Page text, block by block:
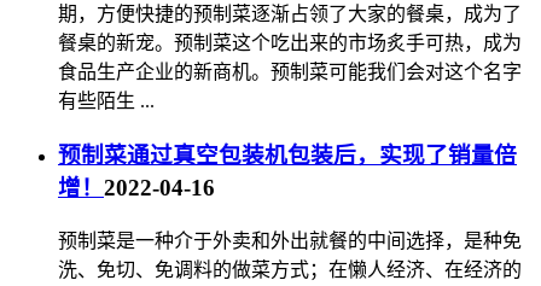
期，方便快捷的预制菜逐渐占领了大家的餐桌，成为了
餐桌的新宠。预制菜这个吃出来的市场炙手可热，成为
食品生产企业的新商机。预制菜可能我们会对这个名字
有些陌生 ...
预制菜通过真空包装机包装后，实现了销量倍
增！ 2022-04-16
预制菜是一种介于外卖和外出就餐的中间选择，是种免
洗、免切、免调料的做菜方式；在懒人经济、在经济的